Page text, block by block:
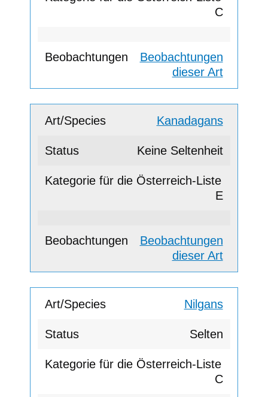
C
Beobachtungen
dieser Art
Kanadagans
Keine Seltenheit
E
Beobachtungen
dieser Art
Nilgans
Selten
C